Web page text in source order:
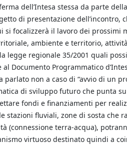
dell’Intesa stessa da parte
di presentazione dell’incontro,
focalizzerà il lavoro dei prossimi
ambiente e territorio,
legge regionale 35/2001 quali
Documento Programmatico
parlato non a caso di “avvio di un
di sviluppo futuro che punta
fondi e finanziamenti per
fluviali, zone di sosta che
(connessione terra-acqua),
virtuoso destinato quindi a